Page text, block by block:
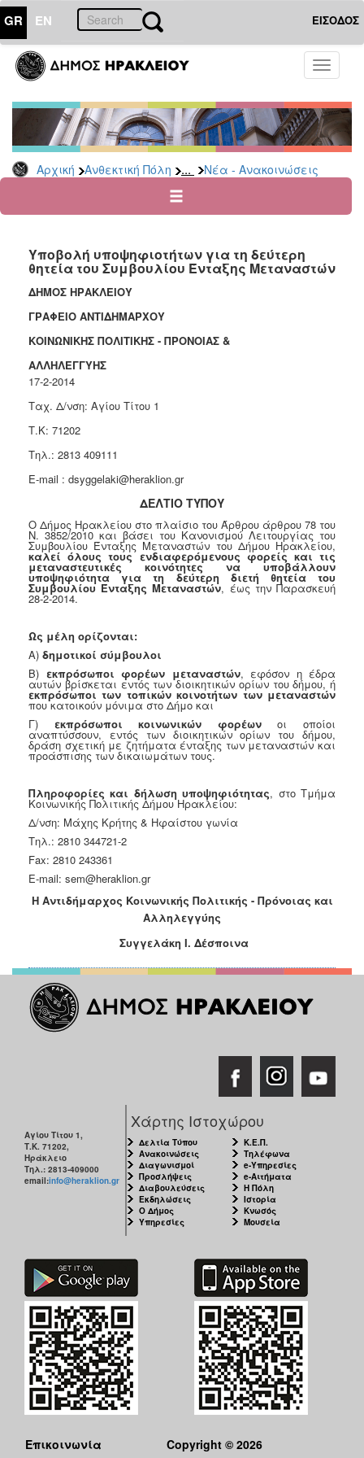
GR EN ΕΙΣΟΔΟΣ
Toggle
Αρχική Ανθεκτική Πόλη ... Νέα - Ανακοινώσεις
ΑΝΘΕΚΤΙΚΗ
ΠΟΛΗ
Κοινωνική
Πολιτική
Νέα
Ανακοινώσεις
για
Οικονομική
Αδυναμία
Φυσικές
Καταστροφές
Κέντρα
Κοινοτικής
(Κ.Α.Π.Η.)
Κέντρα
Δημιουργικής
Παιδιών
Κέντρα
Ημερήσιας
Φροντίδας
Ηλικιωμένων
(Κ.Η.Φ.Η.)
Αδειοδότηση
&
Έλεγχος
Βρεφονηπιακών
Σταθμών
Δημοτικό
Ιατρείο
Ξενώνας
Γυναικών
Κέντρο
Κοινότητας
Κοινωνικό
Φαρμακείο
Κοινωνικό
Φύλων
Υγεία
Αυτόματοι
ΤΟΠΟΣ
ΜΑΣ
Υποβολή υποψηφιοτήτων για τη δεύτερη
θητεία του Συμβουλίου Ένταξης Μεταναστών
ΔΗΜΟΣ ΗΡΑΚΛΕΙΟΥ
ΓΡΑΦΕΙΟ ΑΝΤΙΔΗΜΑΡΧΟΥ
ΚΟΙΝΩΝΙΚΗΣ ΠΟΛΙΤΙΚΗΣ - ΠΡΟΝΟΙΑΣ &
ΑΛΛΗΛΕΓΓΥΗΣ
17-2-2014
Ταχ. Δ/νση: Αγίου Τίτου 1
Τ.Κ: 71202
Τηλ.: 2813 409111
E-mail : dsyggelaki@heraklion.gr
ΔΕΛΤΙΟ ΤΥΠΟΥ
Ο Δήμος Ηρακλείου στο πλαίσιο του Άρθρου άρθρου 78 του
Ν. 3852/2010 και βάσει του Κανονισμού Λειτουργίας του
Συμβουλίου Ένταξης Μεταναστών του Δήμου Ηρακλείου,
καλεί όλους τους ενδιαφερόμενους φορείς και τις
μεταναστευτικές κοινότητες να υποβάλλουν
υποψηφιότητα για τη δεύτερη διετή θητεία του
Συμβουλίου Ένταξης Μεταναστών, έως την Παρασκευή
28-2-2014.
Ως μέλη ορίζονται:
Α) δημοτικοί σύμβουλοι
Β) εκπρόσωποι φορέων μεταναστών, εφόσον η έδρα
αυτών βρίσκεται εντός των διοικητικών ορίων του δήμου, ή
εκπρόσωποι των τοπικών κοινοτήτων των μεταναστών
που κατοικούν μόνιμα στο Δήμο και
Γ) εκπρόσωποι κοινωνικών φορέωνοι οποίοι
αναπτύσσουν, εντός των διοικητικών ορίων του δήμου,
δράση σχετική με ζητήματα ένταξης των μεταναστών και
προάσπισης των δικαιωμάτων τους.
Πληροφορίες και δήλωση υποψηφιότητας, στο Τμήμα
Κοινωνικής Πολιτικής Δήμου Ηρακλείου:
Δ/νση: Μάχης Κρήτης & Ηφαίστου γωνία
Τηλ.: 2810 344721-2
Fax: 2810 243361
E-mail: sem@heraklion.gr
Η Αντιδήμαρχος Κοινωνικής Πολιτικής - Πρόνοιας και
Αλληλεγγύης
Συγγελάκη Ι. Δέσποινα
Αγίου Τίτου 1,
Τ.Κ. 71202,
Ηράκλειο
Τηλ.: 2813-409000
email:info@heraklion.gr
Χάρτης Ιστοχώρου
Δελτία Τύπου
Ανακοινώσεις
Διαγωνισμοί
Προσλήψεις
Διαβουλεύσεις
Εκδηλώσεις
Ο Δήμος
Υπηρεσίες
Κ.Ε.Π.
Τηλέφωνα
e-Υπηρεσίες
e-Αιτήματα
Η Πόλη
Ιστορία
Κνωσός
Μουσεία
Επικοινωνία Copyright © 2026